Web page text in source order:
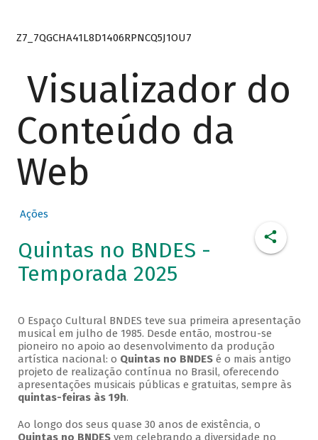
Z7_7QGCHA41L8D1406RPNCQ5J1OU7
Visualizador do
Conteúdo da
Web
Ações
Quintas no BNDES -
Temporada 2025
O Espaço Cultural BNDES teve sua primeira apresentação
musical em julho de 1985. Desde então, mostrou-se
pioneiro no apoio ao desenvolvimento da produção
artística nacional: o Quintas no BNDESé o mais antigo
projeto de realização contínua no Brasil, oferecendo
apresentações musicais públicas e gratuitas, sempre às
quintas-feiras às 19h.
Ao longo dos seus quase 30 anos de existência, o